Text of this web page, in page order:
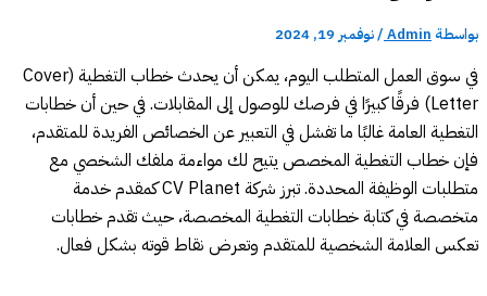
بواسطة Admin
/نوفمبر 19, 2024
في سوق العمل المتطلب اليوم، يمكن أن يحدث خطاب التغطية (Cover
Letter) فرقًا كبيرًا في فرصك للوصول إلى المقابلات. في حين أن خطابات
التغطية العامة غالبًا ما تفشل في التعبير عن الخصائص الفريدة للمتقدم،
فإن خطاب التغطية المخصص يتيح لك مواءمة ملفك الشخصي مع
متطلبات الوظيفة المحددة. تبرز شركة CV Planet كمقدم خدمة
متخصصة في كتابة خطابات التغطية المخصصة، حيث تقدم خطابات
تعكس العلامة الشخصية للمتقدم وتعرض نقاط قوته بشكل فعال.